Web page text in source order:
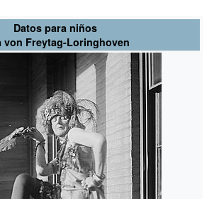
Datos para niños
von Freytag-Loringhoven